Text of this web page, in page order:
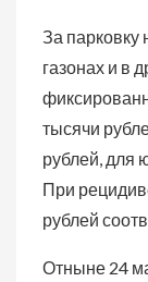
За парковку
газонах и в
тысячи
рублей, для
При
рублей
Отныне 24